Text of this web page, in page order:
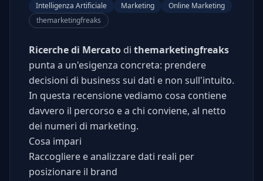
Intelligenza Artificiale Marketing
Online Marketing
themarketingfreaks
Ricerche di Mercato di themarketingfreaks
punta a un'esigenza concreta: prendere
decisioni di business sui dati e non sull'intuito.
In questa recensione vediamo cosa contiene
davvero il percorso e a chi conviene, al netto
dei numeri di marketing.
Cosa impari
Raccogliere e analizzare dati reali per
posizionare il brand